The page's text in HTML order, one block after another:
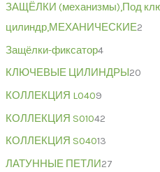
ЗАЩЁЛКИ (механизмы),Под
цилиндр,МЕХАНИЧЕСКИЕ2
Защёлки-фиксатор4
КЛЮЧЕВЫЕ ЦИЛИНДРЫ 20
КОЛЛЕКЦИЯ L0409
КОЛЛЕКЦИЯ S01042
КОЛЛЕКЦИЯ S04013
ЛАТУННЫЕ ПЕТЛИ27